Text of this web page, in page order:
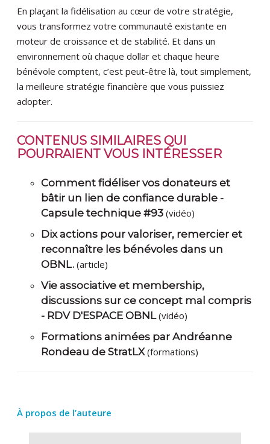
En plaçant la fidélisation au cœur de votre stratégie,
vous transformez votre communauté existante en
moteur de croissance et de stabilité. Et dans un
environnement où chaque dollar et chaque heure
bénévole comptent, c’est peut-être là, tout simplement,
la meilleure stratégie financière que vous puissiez
adopter.
CONTENUS SIMILAIRES QUI
POURRAIENT VOUS INTÉRESSER
Comment fidéliser vos donateurs et
bâtir un lien de confiance durable -
Capsule technique #93 (vidéo)
Dix actions pour valoriser, remercier et
reconnaître les bénévoles dans un
OBNL. (article)
Vie associative et membership,
discussions sur ce concept mal compris
- RDV D'ESPACE OBNL(vidéo)
Formations animées par Andréanne
Rondeau de StratLX(formations)
À propos de l’auteure